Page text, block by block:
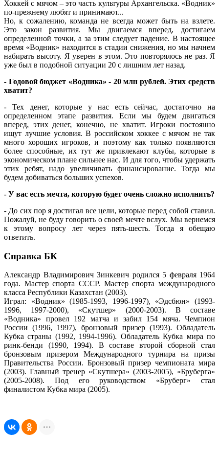
Хоккей с мячом – это часть культуры Архангельска. «Водник»
по-прежнему любят и принимают...
Но, к сожалению, команда не всегда может быть на взлете.
Это закон развития. Мы двигаемся вперед, достигаем
определенной точки, а за этим следует падение. В настоящее
время «Водник» находится в стадии снижения, но мы начнем
набирать высоту. Я уверен в этом. Это повторялось не раз. Я
уже был в подобной ситуации 20 с лишним лет назад.
- Годовой бюджет «Водника» - 20 млн рублей. Этих средств
хватит?
- Тех денег, которые у нас есть сейчас, достаточно на
определенном этапе развития. Если мы будем двигаться
вперед, этих денег, конечно, не хватит. Игроки постоянно
ищут лучшие условия. В российском хоккее с мячом не так
много хороших игроков, и поэтому как только появляются
более способные, их тут же привлекают клубы, которые в
экономическом плане сильнее нас. И для того, чтобы удержать
этих ребят, надо увеличивать финансирование. Тогда мы
будем добиваться больших успехов.
- У вас есть мечта, которую будет очень сложно исполнить?
- До сих пор я достигал все цели, которые перед собой ставил.
Пожалуй, не буду говорить о своей мечте вслух. Мы вернемся
к этому вопросу лет через пять-шесть. Тогда я обещаю
ответить.
Справка БК
Александр Владимирович Зинкевич родился 5 февраля 1964
года. Мастер спорта СССР. Мастер спорта международного
класса Республики Казахстан (2003).
Играл: «Водник» (1985-1993, 1996-1997), «Эдсбюн» (1993-
1996, 1997-2000), «Скутшер» (2000-2003). В составе
«Водника» провел 192 матча и забил 154 мяча. Чемпион
России (1996, 1997), бронзовый призер (1993). Обладатель
Кубка страны (1992, 1994-1996). Обладатель Кубка мира по
ринк-бенди (1990, 1994). В составе второй сборной стал
бронзовым призером Международного турнира на призы
Правительства России. Бронзовый призер чемпионата мира
(2003). Главный тренер «Скутшера» (2003-2005), «Бруберга»
(2005-2008). Под его руководством «Бруберг» стал
финалистом Кубка мира (2005).